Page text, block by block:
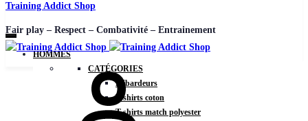
Training Addict Shop
Fair play – Respect – Combativité – Entrainement
HOMMES
CATÉGORIES
Débardeurs
T-shirts coton
T-shirts match polyester